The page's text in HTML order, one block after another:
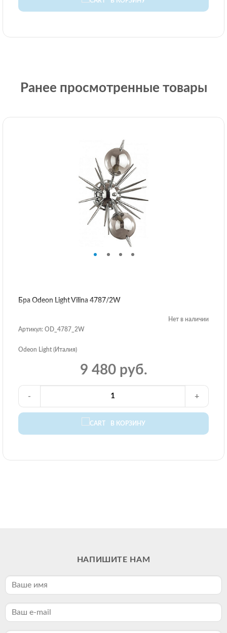
Ранее просмотренные товары
Бра Odeon Light Vilina 4787/2W
Нет в наличии
Артикул: OD_4787_2W
Odeon Light (Италия)
9 480 руб.
В КОРЗИНУ
- +
НАПИШИТЕ НАМ